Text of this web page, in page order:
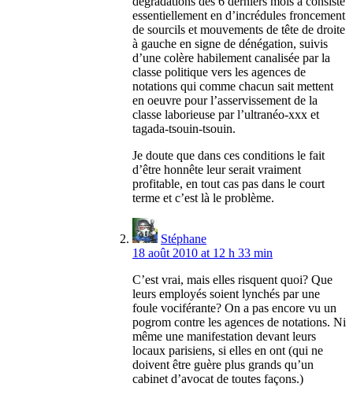
essentiellement en d’incrédules froncement
de sourcils et mouvements de tête de droite
à gauche en signe de dénégation, suivis
d’une colère habilement canalisée par la
classe politique vers les agences de
notations qui comme chacun sait mettent
en oeuvre pour l’asservissement de la
classe laborieuse par l’ultranéo-xxx et
tagada-tsouin-tsouin.
Je doute que dans ces conditions le fait
d’être honnête leur serait vraiment
profitable, en tout cas pas dans le court
terme et c’est là le problème.
Stéphane
18 août 2010 at 12 h 33 min
C’est vrai, mais elles risquent quoi? Que
leurs employés soient lynchés par une
foule vociférante? On a pas encore vu un
pogrom contre les agences de notations. Ni
même une manifestation devant leurs
locaux parisiens, si elles en ont (qui ne
doivent être guère plus grands qu’un
cabinet d’avocat de toutes façons.)